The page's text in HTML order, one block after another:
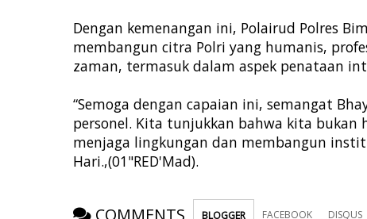
Dengan kemenangan ini, Polairud Polres
membangun citra Polri yang humanis,
zaman, termasuk dalam aspek penataan
“Semoga dengan capaian ini, semangat
personel. Kita tunjukkan bahwa kita
menjaga lingkungan dan membangun
Hari.,(01"RED'Mad).
COMMENTS BLOGGER FACEBOOK DISQUS